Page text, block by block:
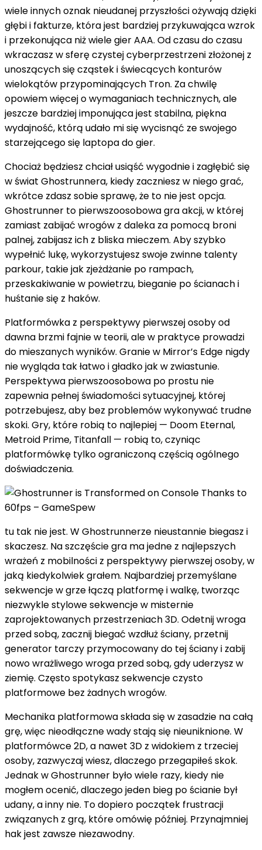
wiele innych oznak nieudanej przyszłości ożywają dzięki
głębi i fakturze, która jest bardziej przykuwająca wzrok
i przekonująca niż wiele gier AAA. Od czasu do czasu
wkraczasz w sferę czystej cyberprzestrzeni złożonej z
unoszących się cząstek i świecących konturów
wielokątów przypominających Tron. Za chwilę
opowiem więcej o wymaganiach technicznych, ale
jeszcze bardziej imponująca jest stabilna, piękna
wydajność, którą udało mi się wycisnąć ze swojego
starzejącego się laptopa do gier.
Chociaż będziesz chciał usiąść wygodnie i zagłębić się
w świat Ghostrunnera, kiedy zaczniesz w niego grać,
wkrótce zdasz sobie sprawę, że to nie jest opcja.
Ghostrunner to pierwszoosobowa gra akcji, w której
zamiast zabijać wrogów z daleka za pomocą broni
palnej, zabijasz ich z bliska mieczem. Aby szybko
wypełnić lukę, wykorzystujesz swoje zwinne talenty
parkour, takie jak zjeżdżanie po rampach,
przeskakiwanie w powietrzu, bieganie po ścianach i
huśtanie się z haków.
Platformówka z perspektywy pierwszej osoby od
dawna brzmi fajnie w teorii, ale w praktyce prowadzi
do mieszanych wyników. Granie w Mirror’s Edge nigdy
nie wygląda tak łatwo i gładko jak w zwiastunie.
Perspektywa pierwszoosobowa po prostu nie
zapewnia pełnej świadomości sytuacyjnej, której
potrzebujesz, aby bez problemów wykonywać trudne
skoki. Gry, które robią to najlepiej — Doom Eternal,
Metroid Prime, Titanfall — robią to, czyniąc
platformówkę tylko ograniczoną częścią ogólnego
doświadczenia.
tu tak nie jest. W Ghostrunnerze nieustannie biegasz i
skaczesz. Na szczęście gra ma jedne z najlepszych
wrażeń z mobilności z perspektywy pierwszej osoby, w
jaką kiedykolwiek grałem. Najbardziej przemyślane
sekwencje w grze łączą platformę i walkę, tworząc
niezwykle stylowe sekwencje w misternie
zaprojektowanych przestrzeniach 3D. Odetnij wroga
przed sobą, zacznij biegać wzdłuż ściany, przetnij
generator tarczy przymocowany do tej ściany i zabij
nowo wrażliwego wroga przed sobą, gdy uderzysz w
ziemię. Często spotykasz sekwencje czysto
platformowe bez żadnych wrogów.
Mechanika platformowa składa się w zasadzie na całą
grę, więc nieodłączne wady stają się nieuniknione. W
platformówce 2D, a nawet 3D z widokiem z trzeciej
osoby, zazwyczaj wiesz, dlaczego przegapiłeś skok.
Jednak w Ghostrunner było wiele razy, kiedy nie
mogłem ocenić, dlaczego jeden bieg po ścianie był
udany, a inny nie. To dopiero początek frustracji
związanych z grą, które omówię później. Przynajmniej
hak jest zawsze niezawodny.